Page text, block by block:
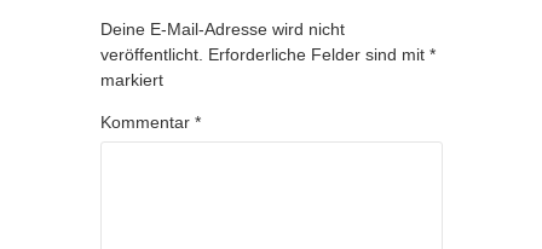
Deine E-Mail-Adresse wird nicht
veröffentlicht. Erforderliche Felder sind mit *
markiert
Kommentar *